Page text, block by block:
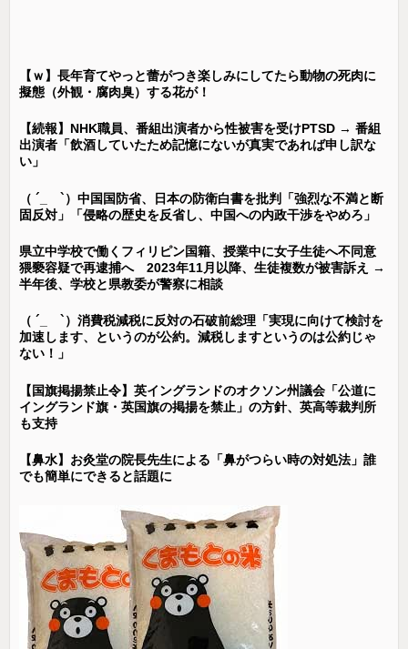
【ｗ】長年育てやっと蕾がつき楽しみにしてたら動物の死肉に
擬態（外観・腐肉臭）する花が！
【続報】NHK職員、番組出演者から性被害を受けPTSD → 番組
出演者「飲酒していたため記憶にないが真実であれば申し訳な
い」
（ ´_ゝ`）中国国防省、日本の防衛白書を批判「強烈な不満と断
固反対」「侵略の歴史を反省し、中国への内政干渉をやめろ」
県立中学校で働くフィリピン国籍、授業中に女子生徒へ不同意
猥褻容疑で再逮捕へ 2023年11月以降、生徒複数が被害訴え →
半年後、学校と県教委が警察に相談
（ ´_ゝ`）消費税減税に反対の石破前総理「実現に向けて検討を
加速します、というのが公約。減税しますというのは公約じゃ
ない！」
【国旗掲揚禁止令】英イングランドのオクソン州議会「公道に
イングランド旗・英国旗の掲揚を禁止」の方針、英高等裁判所
も支持
【鼻水】お灸堂の院長先生による「鼻がつらい時の対処法」誰
でも簡単にできると話題に